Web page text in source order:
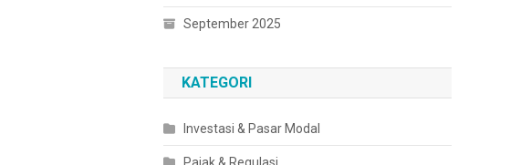
September 2025
KATEGORI
Investasi & Pasar Modal